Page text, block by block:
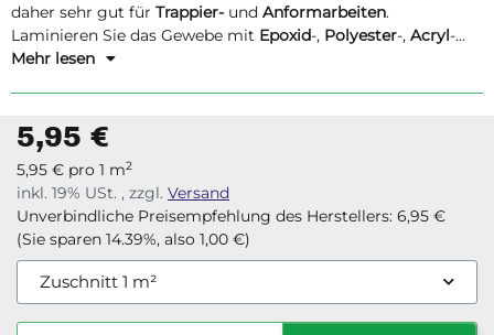
daher sehr gut für Trappier- und Anformarbeiten.
Laminieren Sie das Gewebe mit Epoxid-, Polyester-, Acryl-
oder Vinylesterharzen
Mehr lesen
5,95 €
5,95 € pro 1 m2
inkl. 19% USt. , zzgl. Versand
Unverbindliche Preisempfehlung des Herstellers: 6,95 €
(Sie sparen 14.39%, also 1,00 €)
Zuschnitt 1 m²